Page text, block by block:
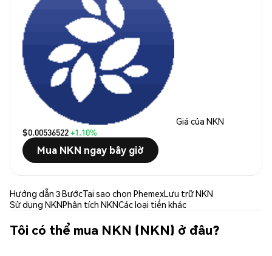
Giá của NKN
$0.00536522+1.10%
Mua NKN ngay bây giờ
Hướng dẫn 3 BướcTại sao chọn PhemexLưu trữ NKN
Sử dụng NKNPhân tích NKNCác loại tiền khác
Tôi có thể mua NKN (NKN) ở đâu?